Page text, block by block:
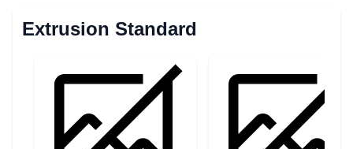
Extrusion Standard